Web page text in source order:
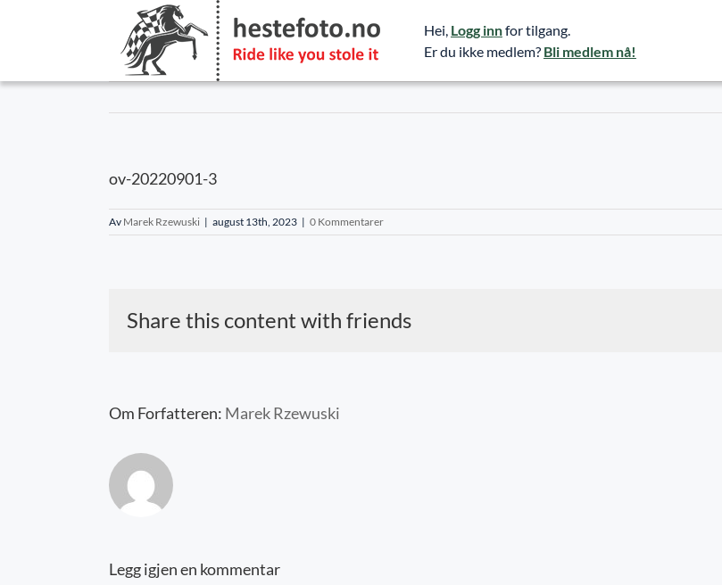
Hei, Logg innfor tilgang.
Er du ikke medlem? Bli medlem nå!
ov-20220901-3
Av Marek Rzewuski | august 13th, 2023 | 0 Kommentarer
Share this content with friends
Om Forfatteren: Marek Rzewuski
Legg igjen en kommentar